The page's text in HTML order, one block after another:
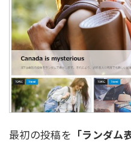
最初の投稿を 「ランダム